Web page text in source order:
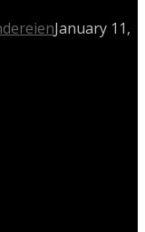
January 11,